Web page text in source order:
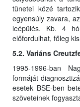
tünetei közé
egyensúly zavara,
leépülés. Kb. 4
előfordulhat, főleg
5.2. Variáns
1995-1996-ban
formáját
esetek BSE-ben
szöveteinek